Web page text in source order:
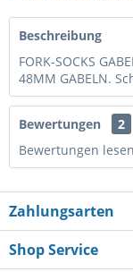
Beschreibung
FORK-SOCKS
48MM GABELN.
Bewertungen
2
Bewertungen
Zahlungsarten
Shop Service